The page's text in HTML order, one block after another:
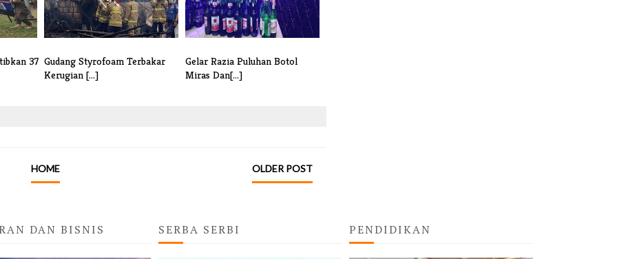
37 Gudang Styrofoam Terbakar
Kerugian [...]
Gelar Razia Puluhan Botol
Miras Dan[...]
OLDER POST
HOME
DAN BISNIS SERBA SERBI PENDIDIKAN